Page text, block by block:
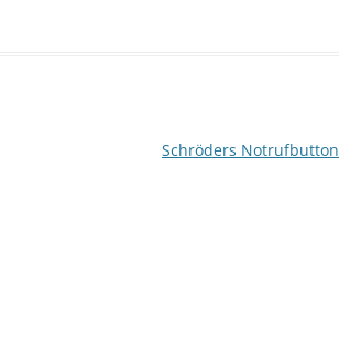
Schröders Notrufbutton